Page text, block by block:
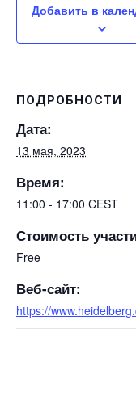
Добавить в
ПОДРОБНОСТИ
Дата:
13 мая, 2023
Время:
11:00 - 17:00 CEST
Стоимость
Free
Веб-сайт:
https://